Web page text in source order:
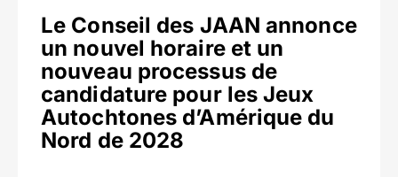
Le Conseil des JAAN annonce
un nouvel horaire et un
nouveau processus de
candidature pour les Jeux
Autochtones d’Amérique du
Nord de 2028